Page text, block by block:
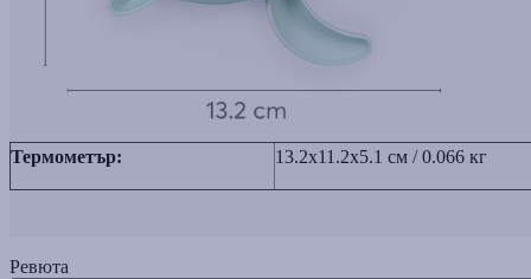
Термометър: 13.2x11.2x5.1 см / 0.066 кг
Ревюта